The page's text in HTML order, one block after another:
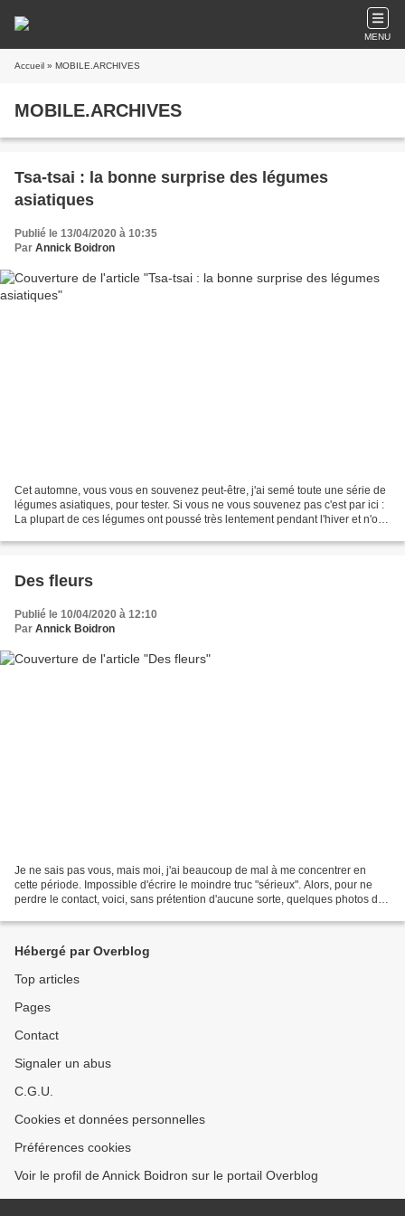
MENU
Accueil » MOBILE.ARCHIVES
MOBILE.ARCHIVES
Tsa-tsai : la bonne surprise des légumes
asiatiques
Publié le 13/04/2020 à 10:35
Par Annick Boidron
Cet automne, vous vous en souvenez peut-être, j'ai semé toute une série de
légumes asiatiques, pour tester. Si vous ne vous souvenez pas c'est par ici :
La plupart de ces légumes ont poussé très lentement pendant l'hiver et n'ont
Des fleurs
Publié le 10/04/2020 à 12:10
Par Annick Boidron
Je ne sais pas vous, mais moi, j'ai beaucoup de mal à me concentrer en
cette période. Impossible d'écrire le moindre truc "sérieux". Alors, pour ne
perdre le contact, voici, sans prétention d'aucune sorte, quelques photos des
Hébergé par Overblog
Top articles
Pages
Contact
Signaler un abus
C.G.U.
Cookies et données personnelles
Préférences cookies
Voir le profil de Annick Boidron sur le portail Overblog